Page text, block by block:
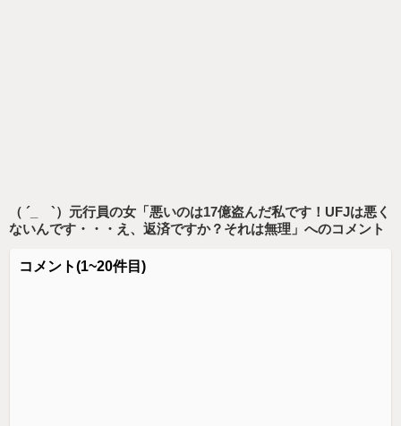
（ ´_ゝ`）元行員の女「悪いのは17億盗んだ私です！UFJは悪く
ないんです・・・え、返済ですか？それは無理」 へのコメント
コメント(1~20件目)